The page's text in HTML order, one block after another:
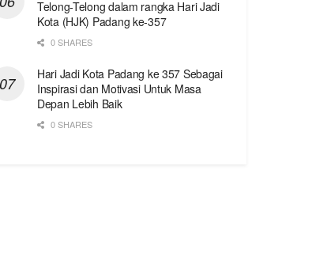
Telong-Telong dalam rangka Hari Jadi
Kota (HJK) Padang ke-357
0 SHARES
Hari Jadi Kota Padang ke 357 Sebagai
Inspirasi dan Motivasi Untuk Masa
Depan Lebih Baik
0 SHARES